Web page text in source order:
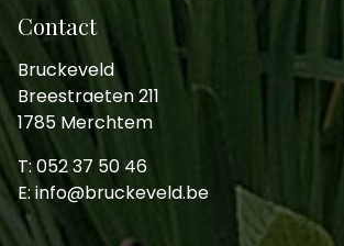
Contact
Bruckeveld
Breestraeten 211
1785 Merchtem
T: 052 37 50 46
E: info@bruckeveld.be